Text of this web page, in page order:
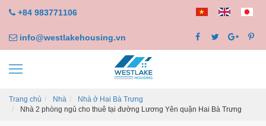
+84 983771106
info@westlakehousing.vn
Trang chủ Nhà
Nhà ở Hai Bà Trưng
Nhà 2 phòng ngủ cho thuê tại đường Lương Yên quận Hai Bà Trưng